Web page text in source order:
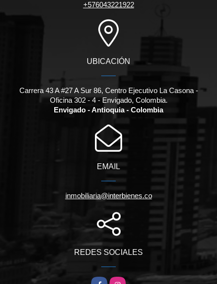
+576043221922
UBICACIÓN
Carrera 43 A #27 A Sur 86, Centro Ejecutivo La Casona -
Oficina 302 - 4 - Envigado, Colombia.
Envigado - Antioquia - Colombia
EMAIL
inmobiliaria@interbienes.co
REDES SOCIALES